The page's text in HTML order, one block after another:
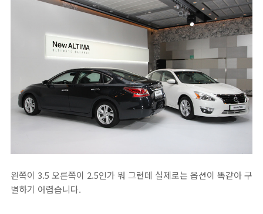
왼쪽이 3.5 오른쪽이 2.5인가 뭐 그런데 실제로는 옵션이 똑같아 구
별하기 어렵습니다.